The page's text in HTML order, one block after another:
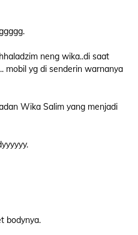
neng wika..di saat
mobil yg di senderin warnanya
Wika Salim yang menjadi
bodynya.